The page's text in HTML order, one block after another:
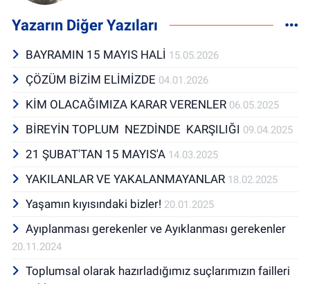
Yazarın Diğer Yazıları
BAYRAMIN 15 MAYIS HALİ 15.05.2026
ÇÖZÜM BİZİM ELİMİZDE 04.01.2026
KİM OLACAĞIMIZA KARAR VERENLER 06.05.2025
BİREYİN TOPLUM NEZDİNDE KARŞILIĞI 09.04.2025
21 ŞUBAT'TAN 15 MAYIS'A 14.03.2025
YAKILANLAR VE YAKALANMAYANLAR 18.02.2025
Yaşamın kıyısındaki bizler! 20.01.2025
Ayıplanması gerekenler ve Ayıklanması gerekenler
20.11.2024
Toplumsal olarak hazırladığımız suçlarımızın failleri